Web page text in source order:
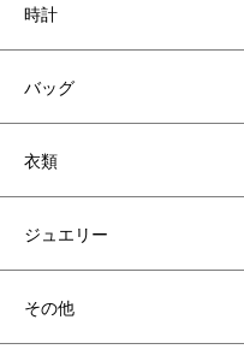
時計
バッグ
衣類
ジュエリー
その他